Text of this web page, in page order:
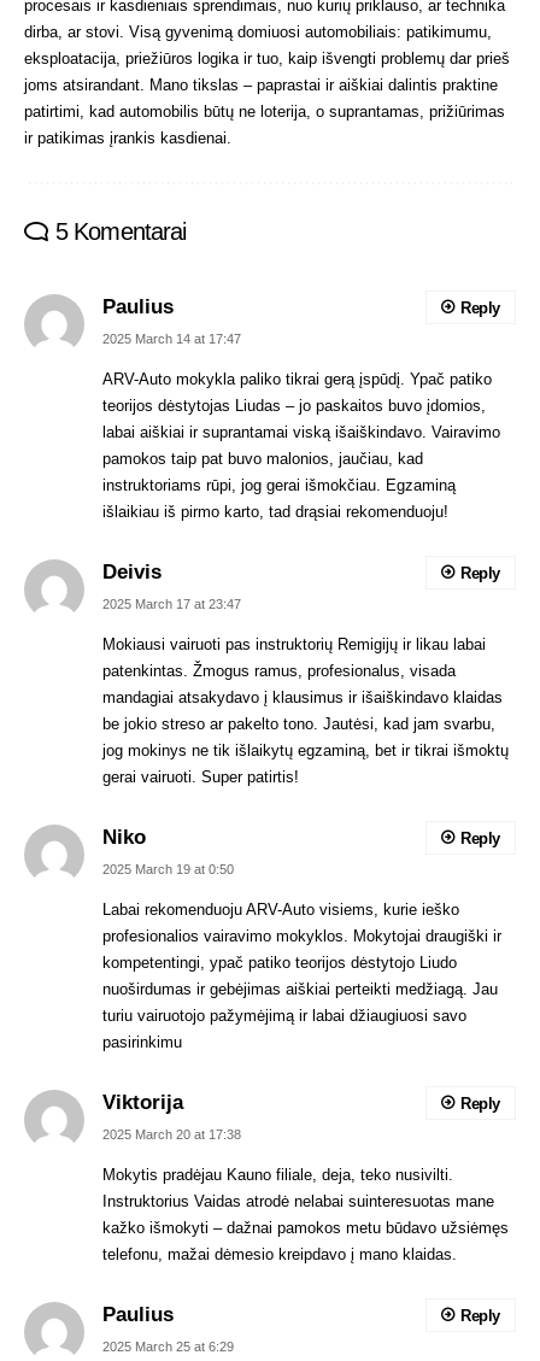
procesais ir kasdieniais sprendimais, nuo kurių priklauso, ar technika
dirba, ar stovi. Visą gyvenimą domiuosi automobiliais: patikimumu,
eksploatacija, priežiūros logika ir tuo, kaip išvengti problemų dar prieš
joms atsirandant. Mano tikslas – paprastai ir aiškiai dalintis praktine
patirtimi, kad automobilis būtų ne loterija, o suprantamas, prižiūrimas
ir patikimas įrankis kasdienai.
5 Komentarai
Paulius
2025 March 14 at 17:47
ARV-Auto mokykla paliko tikrai gerą įspūdį. Ypač patiko
teorijos dėstytojas Liudas – jo paskaitos buvo įdomios,
labai aiškiai ir suprantamai viską išaiškindavo. Vairavimo
pamokos taip pat buvo malonios, jaučiau, kad
instruktoriams rūpi, jog gerai išmokčiau. Egzaminą
išlaikiau iš pirmo karto, tad drąsiai rekomenduoju!
Reply
Deivis
2025 March 17 at 23:47
Mokiausi vairuoti pas instruktorių Remigijų ir likau labai
patenkintas. Žmogus ramus, profesionalus, visada
mandagiai atsakydavo į klausimus ir išaiškindavo klaidas
be jokio streso ar pakelto tono. Jautėsi, kad jam svarbu,
jog mokinys ne tik išlaikytų egzaminą, bet ir tikrai išmoktų
gerai vairuoti. Super patirtis!
Reply
Niko
2025 March 19 at 0:50
Labai rekomenduoju ARV-Auto visiems, kurie ieško
profesionalios vairavimo mokyklos. Mokytojai draugiški ir
kompetentingi, ypač patiko teorijos dėstytojo Liudo
nuoširdumas ir gebėjimas aiškiai perteikti medžiagą. Jau
turiu vairuotojo pažymėjimą ir labai džiaugiuosi savo
pasirinkimu
Reply
Viktorija
2025 March 20 at 17:38
Mokytis pradėjau Kauno filiale, deja, teko nusivilti.
Instruktorius Vaidas atrodė nelabai suinteresuotas mane
kažko išmokyti – dažnai pamokos metu būdavo užsiėmęs
telefonu, mažai dėmesio kreipdavo į mano klaidas.
Reply
Paulius
2025 March 25 at 6:29
Reply